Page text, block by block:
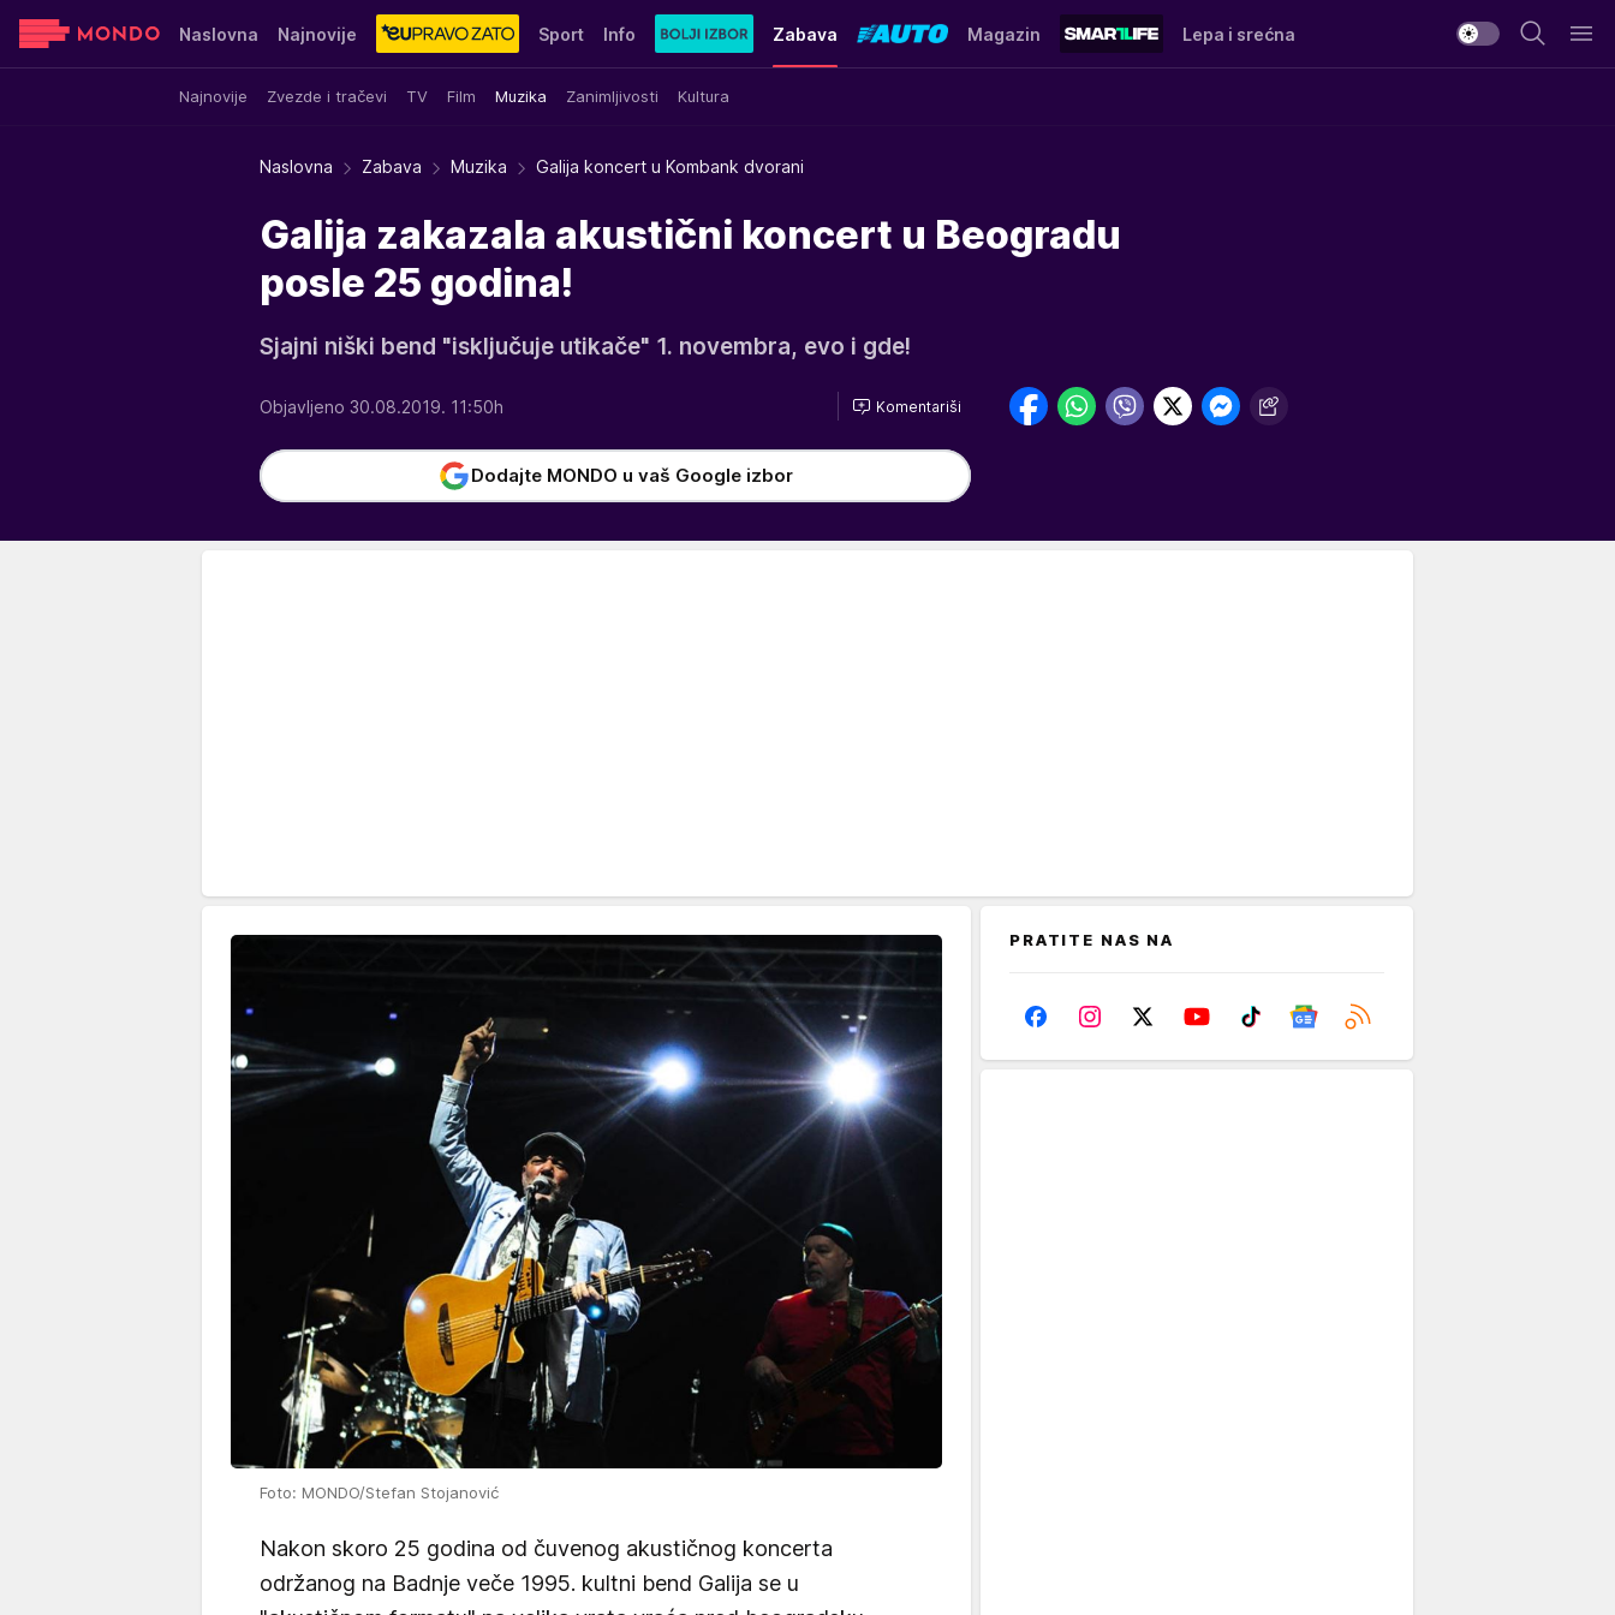
Naslovna Najnovije Sport Info Zabava
Najnovije Zvezde i tračevi TV Film Muzika Zanimljivosti Kultura
Magazin Lepa i srećna
Sensa Stvar ukusa Yumama
Naslovna Zabava Muzika Galija koncert u Kombank dvorani
Galija zakazala akustični koncert u Beogradu
posle 25 godina!
Sjajni niški bend "isključuje utikače" 1. novembra, evo i gde!
Objavljeno 30.08.2019. 11:50h Komentariši
Dodajte MONDO u vaš Google izbor
Foto: MONDO/Stefan Stojanović
Nakon skoro 25 godina od čuvenog akustičnog koncerta
održanog na Badnje veče 1995. kultni bend Galija se u
PRATITE NAS NA